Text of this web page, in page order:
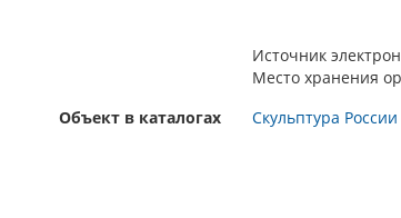
Источник
Место хранения
Объект в каталогах
Скульптура